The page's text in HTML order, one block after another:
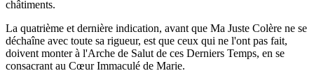
châtiments.
La quatrième et dernière indication, avant que Ma Juste Colère ne se
déchaîne avec toute sa rigueur, est que ceux qui ne l'ont pas fait,
doivent monter à l'Arche de Salut de ces Derniers Temps, en se
consacrant au Cœur Immaculé de Marie.